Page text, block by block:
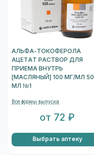
АЛЬФА-ТОКОФЕРОЛА
АЦЕТАТ РАСТВОР ДЛЯ
ПРИЕМА ВНУТРЬ
[МАСЛЯНЫЙ] 100 МГ/МЛ 50
МЛ №1
Все формы выпуска
от 72 ₽
Выбрать аптеку